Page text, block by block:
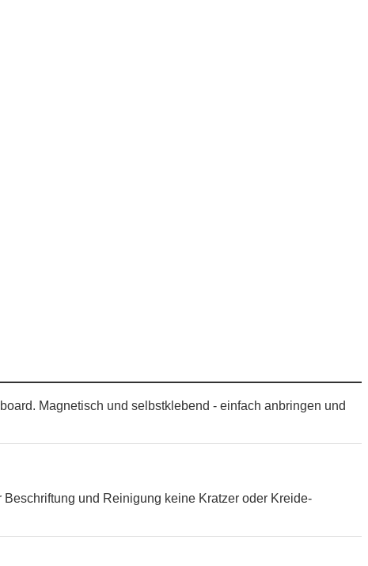
Magnetisch und selbstklebend - einfach anbringen und
und Reinigung keine Kratzer oder Kreide-